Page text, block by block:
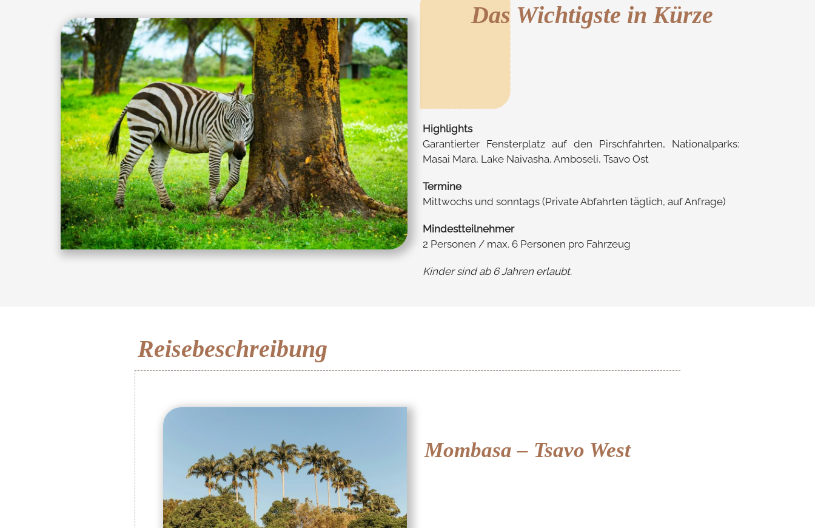
Das Wichtigste in Kürze
Highlights
Garantierter Fensterplatz auf den Pirschfahrten, Nationalparks:
Masai Mara, Lake Naivasha, Amboseli, Tsavo Ost
Termine
Mittwochs und sonntags (Private Abfahrten täglich, auf Anfrage)
Mindestteilnehmer
2 Personen / max. 6 Personen pro Fahrzeug
Kinder sind ab 6 Jahren erlaubt.
Reisebeschreibung
Mombasa – Tsavo West